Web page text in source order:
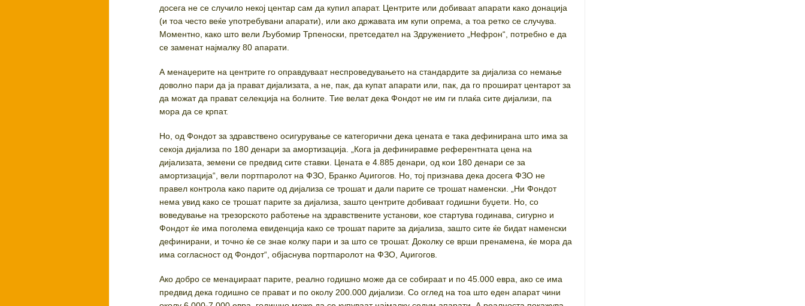
досега не се случило некој центар сам да купил апарат. Центрите или добиваат апарати како донација
(и тоа често веќе употребувани апарати), или ако државата им купи опрема, а тоа ретко се случува.
Моментно, како што вели Љубомир Трпеноски, претседател на Здружението „Нефрон“, потребно е да
се заменат најмалку 80 апарати.
А менаџерите на центрите го оправдуваат неспроведувањето на стандардите за дијализа со немање
доволно пари да ја прават дијализата, а не, пак, да купат апарати или, пак, да го прошират центарот за
да можат да прават селекција на болните. Тие велат дека Фондот не им ги плаќа сите дијализи, па
мора да се крпат.
Но, од Фондот за здравствено осигурување се категорични дека цената е така дефинирана што има за
секоја дијализа по 180 денари за амортизација. „Кога ја дефиниравме референтната цена на
дијализата, земени се предвид сите ставки. Цената е 4.885 денари, од кои 180 денари се за
амортизација“, вели портпаролот на ФЗО, Бранко Аџигогов. Но, тој признава дека досега ФЗО не
правел контрола како парите од дијализа се трошат и дали парите се трошат наменски. „Ни Фондот
нема увид како се трошат парите за дијализа, зашто центрите добиваат годишни буџети. Но, со
воведување на трезорското работење на здравствените установи, кое стартува годинава, сигурно и
Фондот ќе има поголема евиденција како се трошат парите за дијализа, зашто сите ќе бидат наменски
дефинирани, и точно ќе се знае колку пари и за што се трошат. Доколку се врши пренамена, ќе мора да
има согласност од Фондот“, објаснува портпаролот на ФЗО, Аџигогов.
Ако добро се менаџираат парите, реално годишно може да се собираат и по 45.000 евра, ако се има
предвид дека годишно се прават и по околу 200.000 дијализи. Со оглед на тоа што еден апарат чини